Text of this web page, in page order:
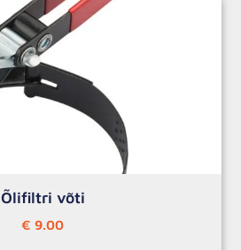
Õlifiltri võti
€ 9.00